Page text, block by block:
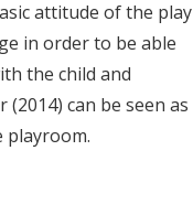
attitude of the play
in order to be able
the child and
can be seen as
playroom.